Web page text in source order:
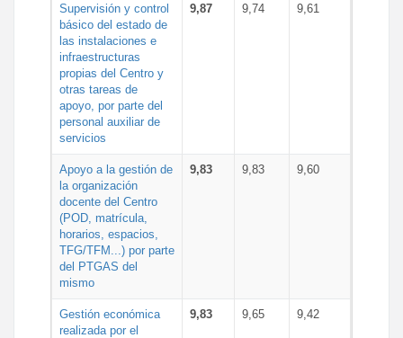
Supervisión y control
básico del estado de
las instalaciones e
infraestructuras
propias del Centro y
otras tareas de
apoyo, por parte del
personal auxiliar de
servicios
9,87 9,74 9,61
Apoyo a la gestión de
la organización
docente del Centro
(POD, matrícula,
horarios, espacios,
TFG/TFM...) por parte
del PTGAS del
mismo
9,83 9,83 9,60
Gestión económica
realizada por el
9,83 9,65 9,42